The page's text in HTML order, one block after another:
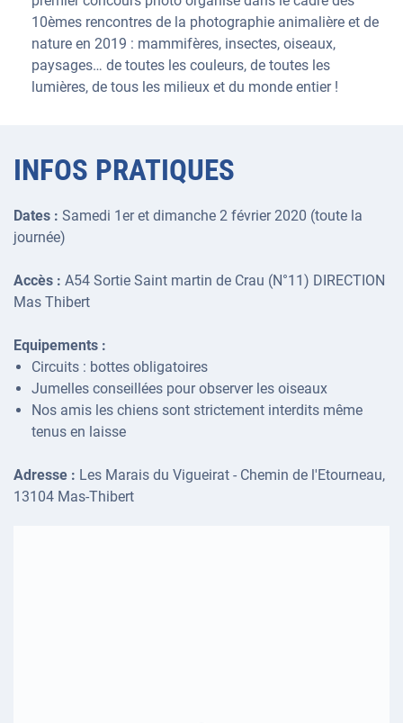
10èmes rencontres de la photographie animalière et de
nature en 2019 : mammifères, insectes, oiseaux,
paysages… de toutes les couleurs, de toutes les
lumières, de tous les milieux et du monde entier !
INFOS PRATIQUES
Dates : Samedi 1er et dimanche 2 février 2020 (toute la
journée)
Accès : A54 Sortie Saint martin de Crau (N°11) DIRECTION
Mas Thibert
Equipements :
Circuits : bottes obligatoires
Jumelles conseillées pour observer les oiseaux
Nos amis les chiens sont strictement interdits même
tenus en laisse
Adresse : Les Marais du Vigueirat - Chemin de l'Etourneau,
13104 Mas-Thibert